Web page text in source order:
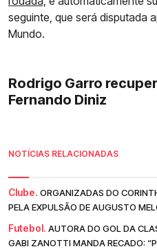
seguinte, que será disputada
Mundo.
Rodrigo Garro
Fernando Diniz
NOTÍCIAS RELACIONADAS
Clube. ORGANIZADAS DO
PELA EXPULSÃO DE AUGUSTO
Futebol. AUTORA DO GOL DA
GABI ZANOTTI MANDA RECADO: